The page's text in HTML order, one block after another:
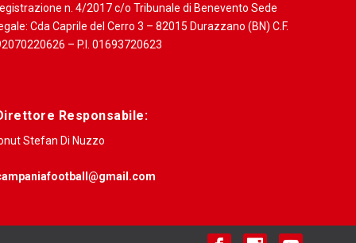
n. 4/2017 c/o Tribunale di Benevento Sede
Cda Caprile del Cerro 3 – 82015 Durazzano (BN) C.F.
– P.I. 01693720623
Responsabile:
Stefan Di Nuzzo